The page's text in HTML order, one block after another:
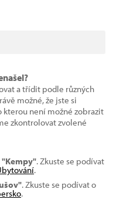
a třídit podle různých
možné, že jste si
není možné zobrazit
zkontrolovat zvolené
"Kempy". Zkuste se podívat
.
. Zkuste se podívat o
.